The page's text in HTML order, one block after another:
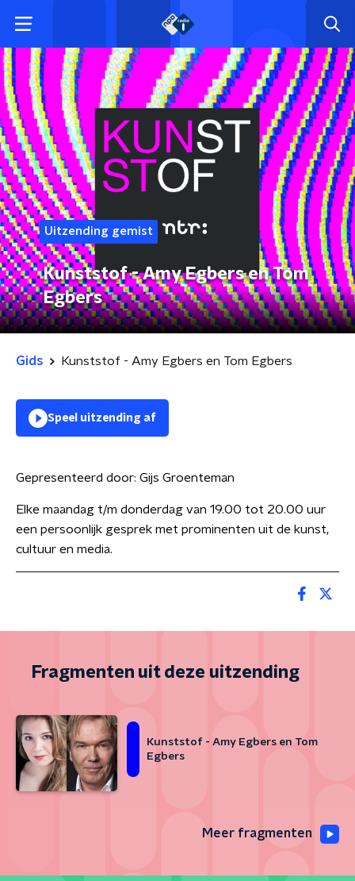
Uitzending gemist
Kunststof - Amy Egbers en Tom
Egbers
Gids Kunststof - Amy Egbers en Tom Egbers
Speel uitzending af
Gepresenteerd door: Gijs Groenteman
Elke maandag t/m donderdag van 19.00 tot 20.00 uur
een persoonlijk gesprek met prominenten uit de kunst,
cultuur en media.
Fragmenten uit deze uitzending
Kunststof - Amy Egbers en Tom
Egbers
Meer fragmenten